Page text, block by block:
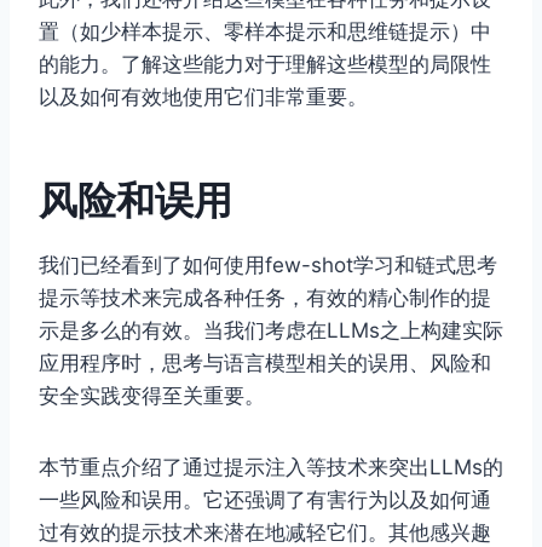
置（如少样本提示、零样本提示和思维链提示）中
的能力。了解这些能力对于理解这些模型的局限性
以及如何有效地使用它们非常重要。
风险和误用
我们已经看到了如何使用few-shot学习和链式思考
提示等技术来完成各种任务，有效的精心制作的提
示是多么的有效。当我们考虑在LLMs之上构建实际
应用程序时，思考与语言模型相关的误用、风险和
安全实践变得至关重要。
本节重点介绍了通过提示注入等技术来突出LLMs的
一些风险和误用。它还强调了有害行为以及如何通
过有效的提示技术来潜在地减轻它们。其他感兴趣